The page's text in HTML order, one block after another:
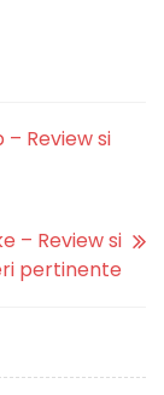
Review si
– Review si
pertinente